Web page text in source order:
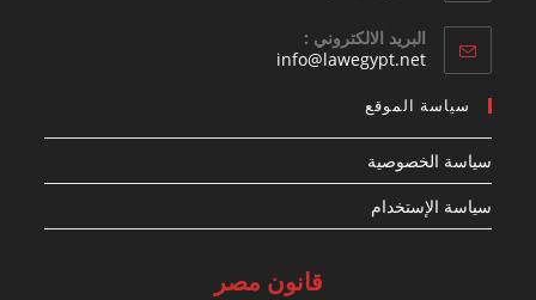
البريد الالكتروني :
info@lawegypt.net
سياسة الموقع
سياسة الخصوصية
سياسة الإستخدام
قانون مصر